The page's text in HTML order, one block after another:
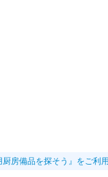
房備品を探そう』をご利